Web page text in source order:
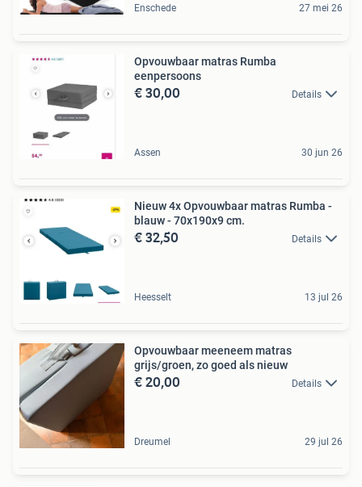
Enschede 27 mei 26
Opvouwbaar matras Rumba
eenpersoons
€ 30,00 Details
Assen 30 jun 26
Nieuw 4x Opvouwbaar matras Rumba -
blauw - 70x190x9 cm.
€ 32,50 Details
Heesselt 13 jul 26
Opvouwbaar meeneem matras
grijs/groen, zo goed als nieuw
€ 20,00 Details
Dreumel 29 jul 26